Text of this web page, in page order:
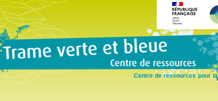
Centre de ressources pour